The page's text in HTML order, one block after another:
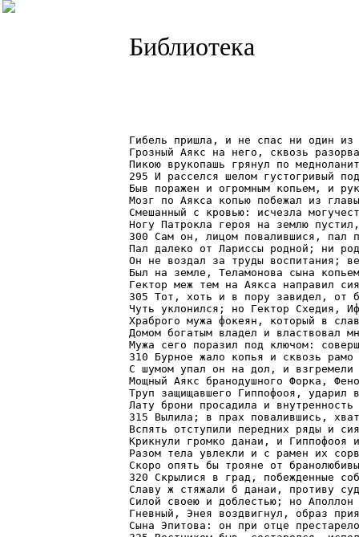
Библиотека
Гибель пришла, и не спас ни один из
Грозный Аякс на него, сквозь
Пикою врукопашь грянул по
295 И расселся шелом густогривый
Быв поражен и огромным копьем, и
Мозг по Аякса копью побежал из
Смешанный с кровью: исчезла
Ногу Патрокла героя на землю
300 Сам он, лицом повалившися, пал
Пал далеко от Лариссы родной; ни
Он не воздал за труды воспитания;
Был на земле, Теламонова сына
Гектор меж тем на Аякса направил
305 Тот, хоть и в пору завидел, от
Чуть уклонился; но Гектор Схедия,
Храброго мужа фокеян, который в
Домом богатым владел и властвовал
Мужа сего поразил под ключом:
310 Бурное жало копья и сквозь рамо
С шумом упал он на дол, и взгремели
Мощный Аякс бранодушного Форка,
Труп защищавшего Гиппофооя, ударил
Лату брони просадила и
315 Вылила; в прах повалившись,
Вспять отступили передних ряды и
Крикнули громко данаи, и Гиппофооя
Разом тела увлекли и с рамен их
Скоро опять бы трояне от
320 Скрылися в град, побежденные
Славу ж стяжали б данаи, противу
Силой своею и доблестью; но
Гневный, Энея воздвигнул, образ
Сына Эпитова: он при отце